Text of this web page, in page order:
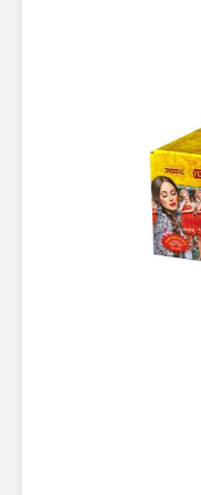
Фейерверк-шоу
Батареи салютов
Цветной дым